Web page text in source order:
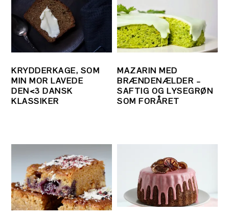
KRYDDERKAGE, SOM
MIN MOR LAVEDE
DEN<3 DANSK
KLASSIKER
MAZARIN MED
BRÆNDENÆLDER –
SAFTIG OG LYSEGRØN
SOM FORÅRET